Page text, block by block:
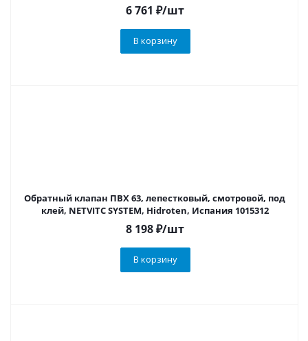
6 761 ₽/шт
В корзину
Обратный клапан ПВХ 63, лепестковый, смотровой, под
клей, NETVITC SYSTEM, Hidroten, Испания 1015312
8 198₽/шт
В корзину